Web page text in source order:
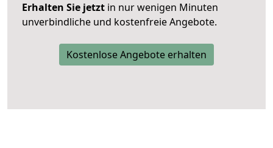
Erhalten Sie jetzt in nur wenigen Minuten
unverbindliche und kostenfreie Angebote.
Kostenlose Angebote erhalten